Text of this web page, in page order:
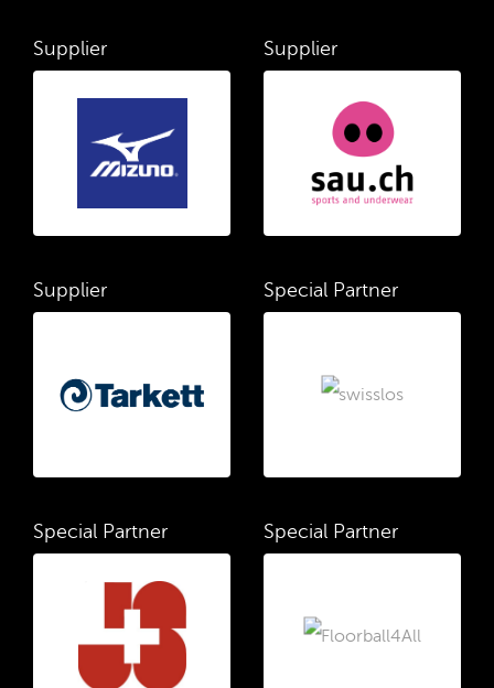
Supplier Supplier
Supplier Special Partner
Special Partner Special Partner